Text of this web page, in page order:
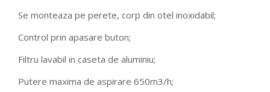
Se monteaza pe perete, corp din otel inoxidabil;
Control prin apasare buton;
Filtru lavabil in caseta de aluminiu;
Putere maxima de aspirare 650m3/h;